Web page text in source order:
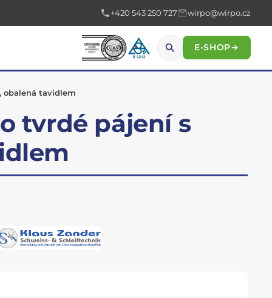
+420 543 250 727 wirpo@wirpo.cz
E-SHOP→
obalená tavidlem
tvrdé pájení s